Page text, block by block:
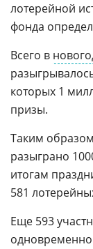
лотерейной
фонда
Всего в
которых 1
призы.
Таким
разыграно
итогам
581
Еще 593